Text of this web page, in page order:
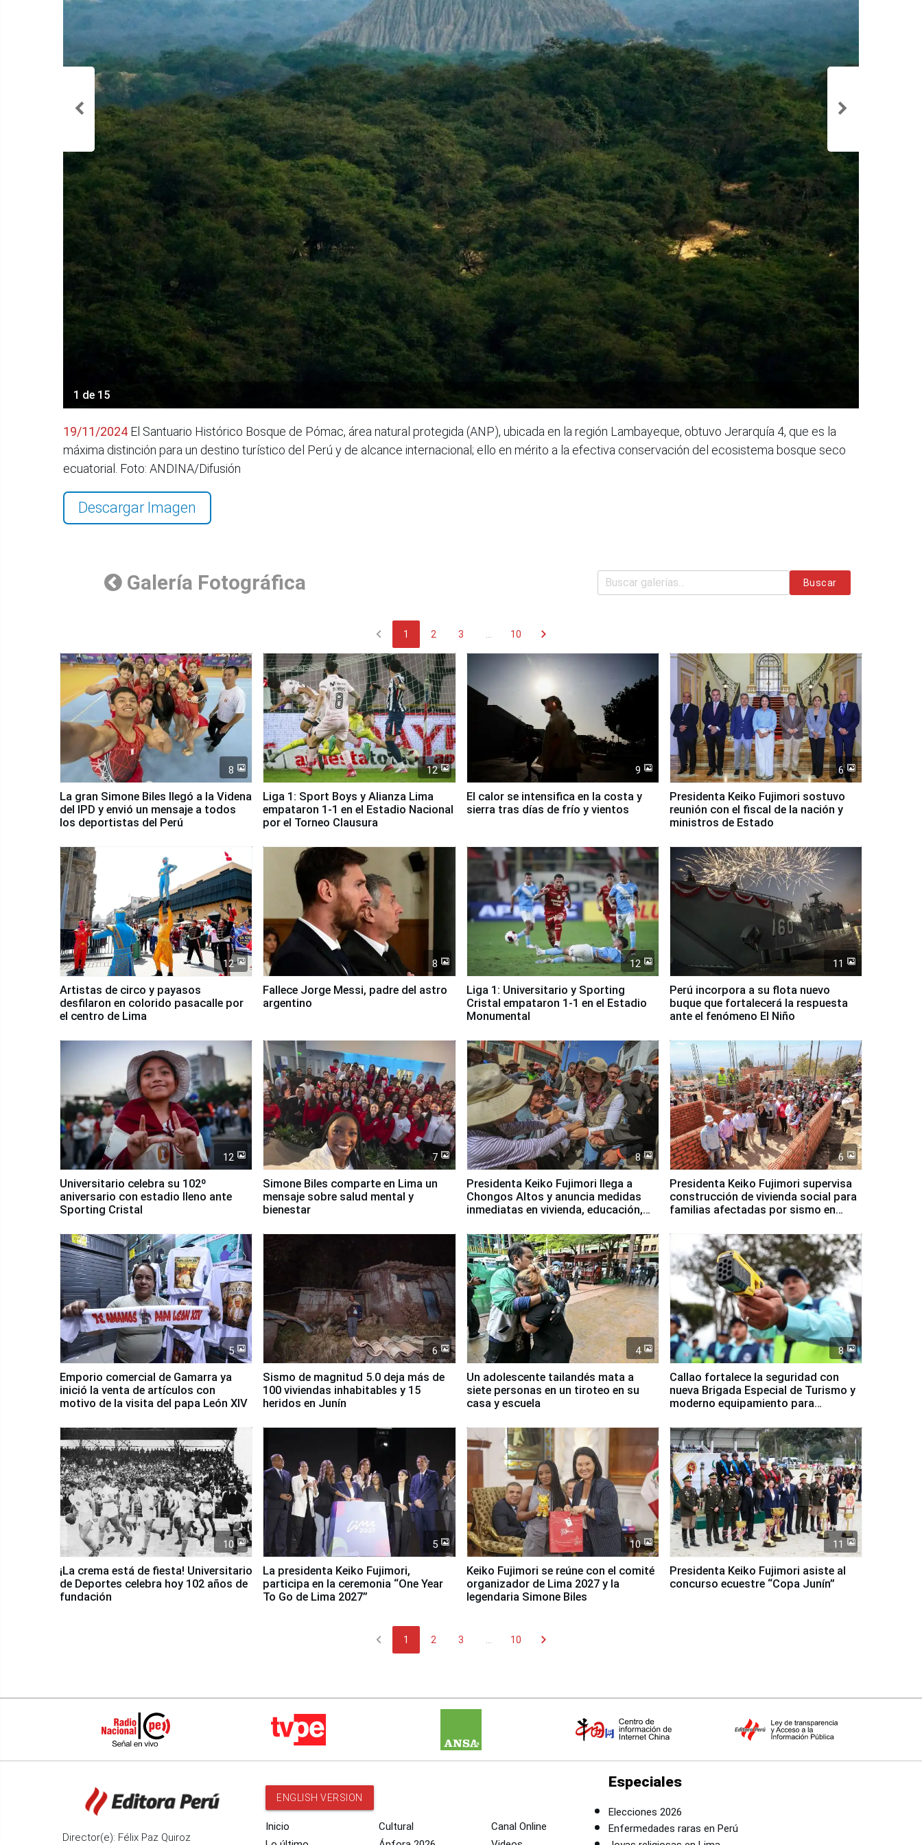
1 de 15
19/11/2024 El Santuario Histórico Bosque de Pómac, área natural protegida (ANP), ubicada en la región Lambayeque, obtuvo Jerarquía 4, que es la
máxima distinción para un destino turístico del Perú y de alcance internacional; ello en mérito a la efectiva conservación del ecosistema bosque seco
ecuatorial. Foto: ANDINA/Difusión
Descargar Imagen
Galería Fotográfica Buscar
chevron_left 1 2 3 10 chevron_right
8
La gran Simone Biles llegó a la Videna
del IPD y envió un mensaje a todos
los deportistas del Perú
12
Liga 1: Sport Boys y Alianza Lima
empataron 1-1 en el Estadio Nacional
por el Torneo Clausura
9
El calor se intensifica en la costa y
sierra tras días de frío y vientos
6
Presidenta Keiko Fujimori sostuvo
reunión con el fiscal de la nación y
ministros de Estado
12
Artistas de circo y payasos
desfilaron en colorido pasacalle por
el centro de Lima
8
Fallece Jorge Messi, padre del astro
argentino
12
Liga 1: Universitario y Sporting
Cristal empataron 1-1 en el Estadio
Monumental
11
Perú incorpora a su flota nuevo
buque que fortalecerá la respuesta
ante el fenómeno El Niño
12
Universitario celebra su 102º
aniversario con estadio lleno ante
Sporting Cristal
7
Simone Biles comparte en Lima un
mensaje sobre salud mental y
bienestar
8
Presidenta Keiko Fujimori llega a
Chongos Altos y anuncia medidas
inmediatas en vivienda, educación,
6
Presidenta Keiko Fujimori supervisa
construcción de vivienda social para
familias afectadas por sismo en
5
Emporio comercial de Gamarra ya
inició la venta de artículos con
motivo de la visita del papa León XIV
6
Sismo de magnitud 5.0 deja más de
100 viviendas inhabitables y 15
heridos en Junín
4
Un adolescente tailandés mata a
siete personas en un tiroteo en su
casa y escuela
8
Callao fortalece la seguridad con
nueva Brigada Especial de Turismo y
moderno equipamiento para
10
¡La crema está de fiesta! Universitario
de Deportes celebra hoy 102 años de
fundación
5
La presidenta Keiko Fujimori,
participa en la ceremonia “One Year
To Go de Lima 2027”
10
Keiko Fujimori se reúne con el comité
organizador de Lima 2027 y la
legendaria Simone Biles
11
Presidenta Keiko Fujimori asiste al
concurso ecuestre “Copa Junín”
chevron_left 1 2 3 10 chevron_right
Director(e): Félix Paz Quiroz
ENGLISH VERSION
Inicio
Cultural
Canal Online
Especiales
Elecciones 2026
Enfermedades raras en Perú